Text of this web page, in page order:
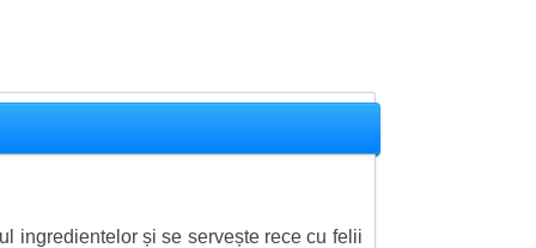
ingredientelor și se servește rece cu felii